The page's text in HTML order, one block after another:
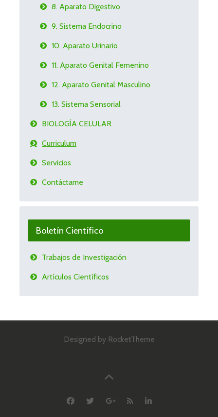
8. Aparato Digestivo
9. Sistema Endocrino
10. Aparato Urinario
11. Aparato Genital Femenino
12. Aparato Genital Masculino
13. Sistema Sensorial
BIOLOGÍA CELULAR
Curriculum
Servicios
Contáctame
Boletín Científico
Trabajos de Investigación
Artículos Científicos
Designed by RocketTheme